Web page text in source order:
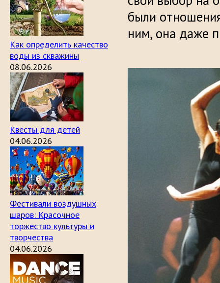
Как определить качество
воды из скважины
08.06.2026
Квесты для детей
04.06.2026
Фестивали воздушных
шаров: Красочное
торжество культуры и
творчества
04.06.2026
были
ним, она даже